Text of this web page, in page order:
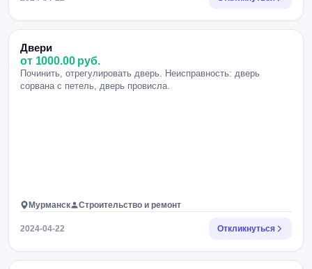
Двери
от 1000.00 руб.
Починить, отрегулировать дверь. Неисправность: дверь
сорвана с петель, дверь провисла.
Мурманск Строительство и ремонт
2024-04-22 Откликнуться